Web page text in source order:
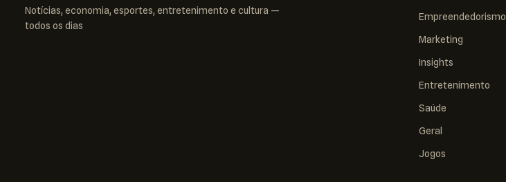
Notícias, economia, esportes, entretenimento e cultura —
todos os dias
Empreendedorismo
Marketing
Insights
Entretenimento
Saúde
Geral
Jogos